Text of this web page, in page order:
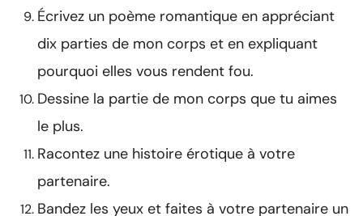
Écrivez un poème romantique en appréciant
dix parties de mon corps et en expliquant
pourquoi elles vous rendent fou.
Dessine la partie de mon corps que tu aimes
le plus.
Racontez une histoire érotique à votre
partenaire.
Bandez les yeux et faites à votre partenaire un